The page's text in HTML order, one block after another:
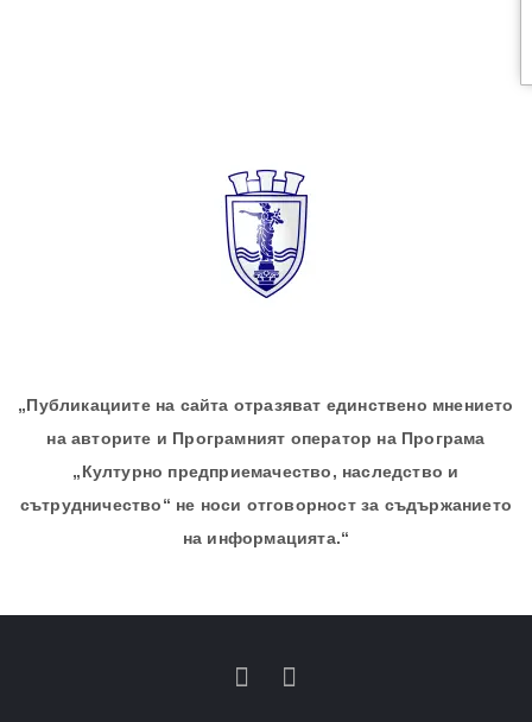
„Публикациите на сайта отразяват единствено мнението
на авторите и Програмният оператор на Програма
„Културно предприемачество, наследство и
сътрудничество“ не носи отговорност за съдържанието
на информацията.“